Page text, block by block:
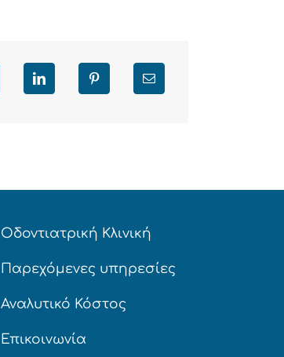
LinkedIn Pinterest Email
Οδοντιατρική Κλινική
Παρεχόμενες υπηρεσίες
Αναλυτικό Κόστος
Επικοινωνία